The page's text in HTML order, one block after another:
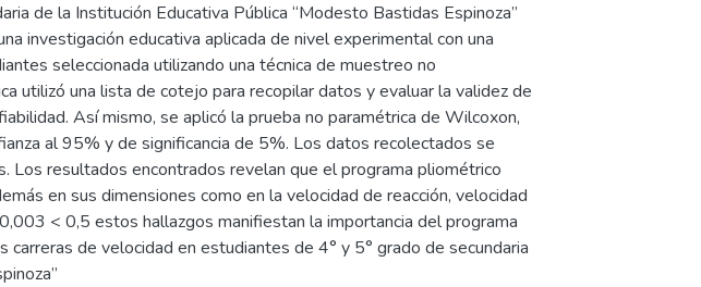
de la Institución Educativa Pública “Modesto Bastidas Espinoza”
investigación educativa aplicada de nivel experimental con una
seleccionada utilizando una técnica de muestreo no
utilizó una lista de cotejo para recopilar datos y evaluar la validez de
Así mismo, se aplicó la prueba no paramétrica de Wilcoxon,
al 95% y de significancia de 5%. Los datos recolectados se
Los resultados encontrados revelan que el programa pliométrico
en sus dimensiones como en la velocidad de reacción, velocidad
< 0,5 estos hallazgos manifiestan la importancia del programa
de velocidad en estudiantes de 4° y 5° grado de secundaria